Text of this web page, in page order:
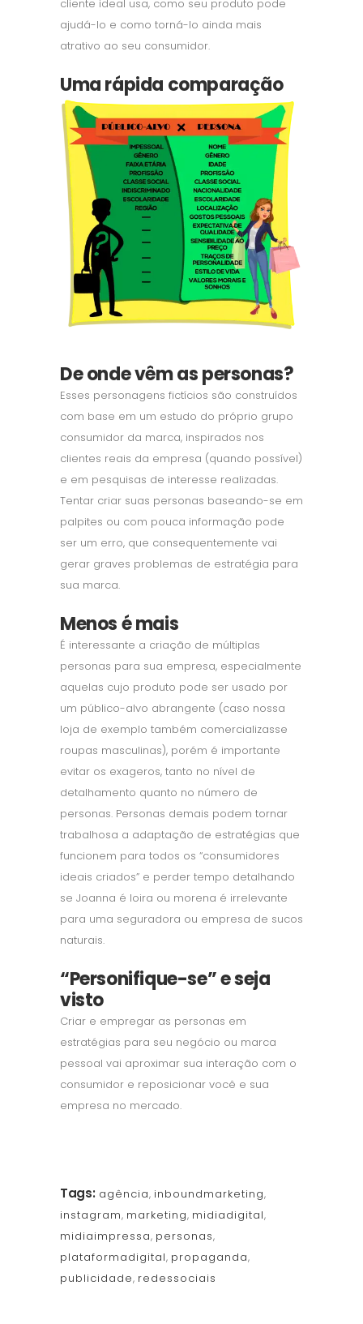
cliente ideal usa, como seu produto pode
ajudá-lo e como torná-lo ainda mais
atrativo ao seu consumidor.
Uma rápida comparação
De onde vêm as personas?
Esses personagens fictícios são construídos
com base em um estudo do próprio grupo
consumidor da marca, inspirados nos
clientes reais da empresa (quando possível)
e em pesquisas de interesse realizadas.
Tentar criar suas personas baseando-se em
palpites ou com pouca informação pode
ser um erro, que consequentemente vai
gerar graves problemas de estratégia para
sua marca.
Menos é mais
É interessante a criação de múltiplas
personas para sua empresa, especialmente
aquelas cujo produto pode ser usado por
um público-alvo abrangente (caso nossa
loja de exemplo também comercializasse
roupas masculinas), porém é importante
evitar os exageros, tanto no nível de
detalhamento quanto no número de
personas. Personas demais podem tornar
trabalhosa a adaptação de estratégias que
funcionem para todos os “consumidores
ideais criados” e perder tempo detalhando
se Joanna é loira ou morena é irrelevante
para uma seguradora ou empresa de sucos
naturais.
“Personifique-se” e seja
visto
Criar e empregar as personas em
estratégias para seu negócio ou marca
pessoal vai aproximar sua interação com o
consumidor e reposicionar você e sua
empresa no mercado.
Tags: agência, inboundmarketing,
instagram, marketing, midiadigital,
midiaimpressa, personas,
plataformadigital, propaganda,
publicidade, redessociais